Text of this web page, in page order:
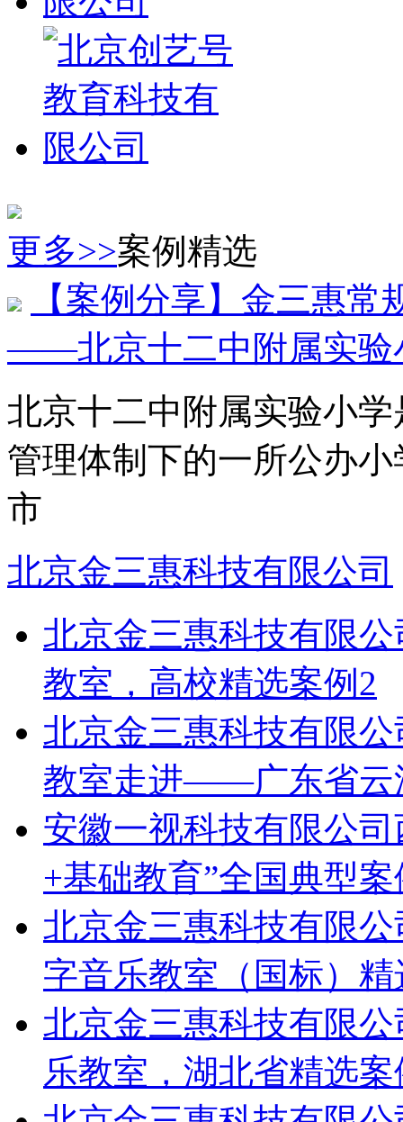
更多>>案例精选
【案例分享】金三惠常
——北京十二中附属实验
北京十二中附属实验小
管理体制下的一所公办
市
北京金三惠科技有限公司
北京金三惠科技有限公
教室，高校精选案例2
北京金三惠科技有限公
教室走进——广东省云
安徽一视科技有限公司
+基础教育”全国典型案
北京金三惠科技有限公
字音乐教室（国标）
北京金三惠科技有限公
乐教室，湖北省精选案